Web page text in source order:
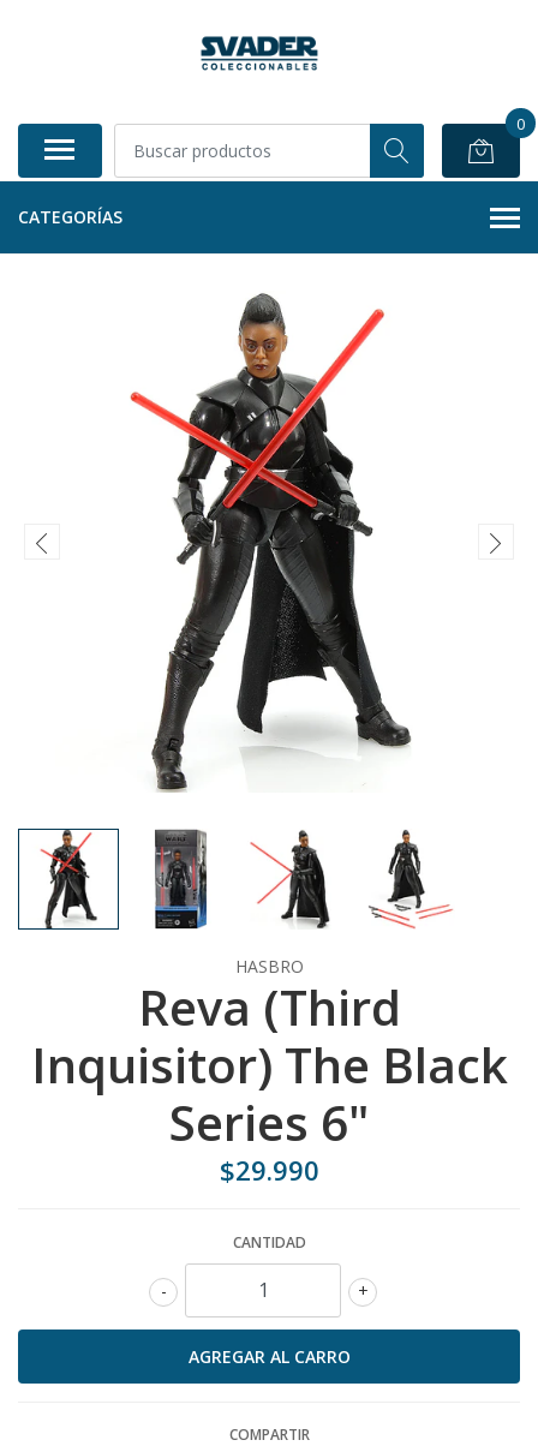
0
CATEGORÍAS
HASBRO
Reva (Third
Inquisitor) The Black
Series 6"
$29.990
CANTIDAD
+
-
COMPARTIR